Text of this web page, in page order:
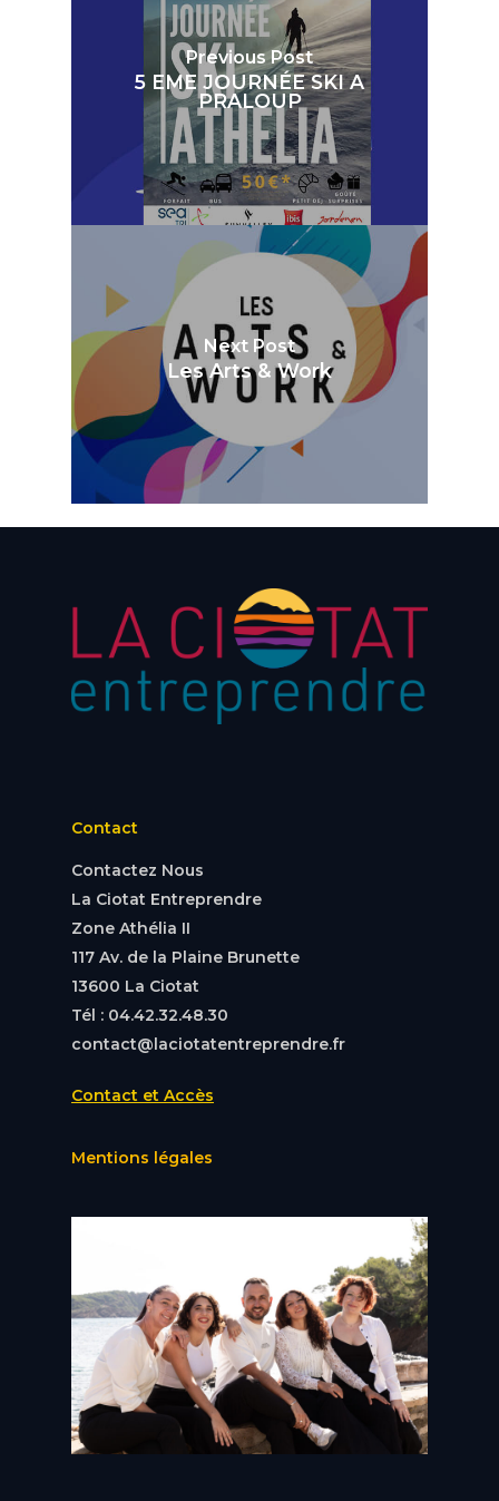
Previous Post
5 EME JOURNÉE SKI A
PRALOUP
Next Post
Les Arts & Work
Contact
Contactez Nous
La Ciotat Entreprendre
Zone Athélia II
117 Av. de la Plaine Brunette
13600 La Ciotat
Tél : 04.42.32.48.30
contact@laciotatentreprendre.fr
Contact et Accès
Mentions légales